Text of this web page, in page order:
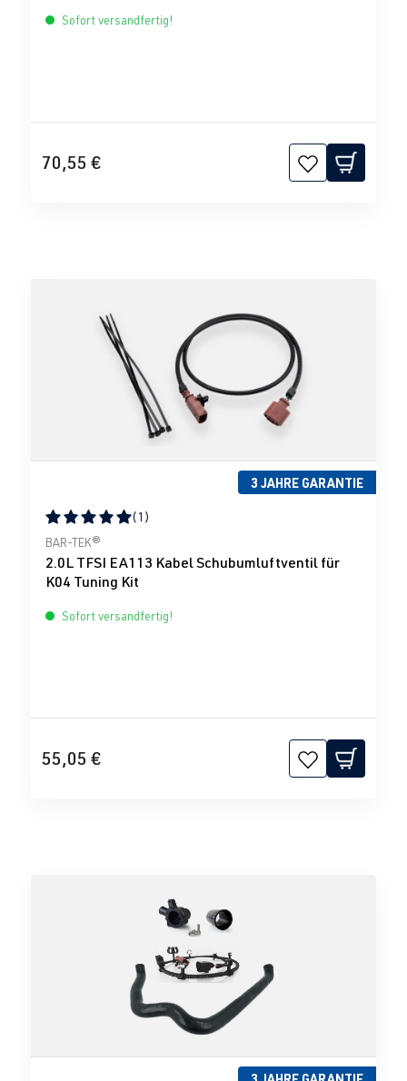
Sofort versandfertig!
70,55 €
3 JAHRE GARANTIE
Durchschnittliche Bewertung von 5 von 5 Sternen
(1)
BAR-TEK®
2.0L TFSI EA113 Kabel Schubumluftventil für
K04 Tuning Kit
Sofort versandfertig!
55,05 €